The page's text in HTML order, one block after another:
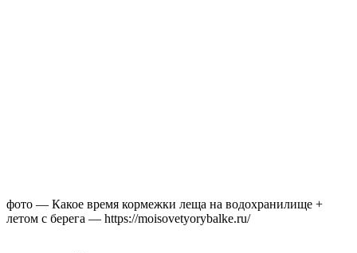
фото — Какое время кормежки леща на водохранилище +
летом с берега — https://moisovetyorybalke.ru/